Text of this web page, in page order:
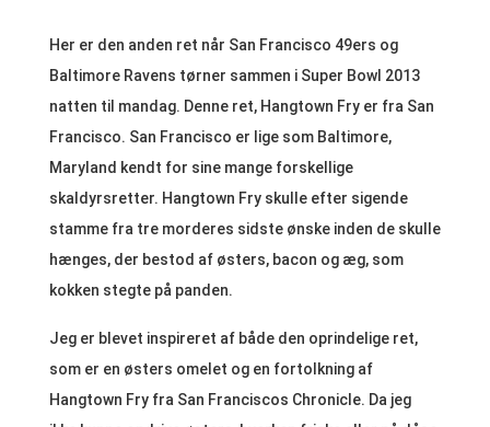
Her er den anden ret når San Francisco 49ers og
Baltimore Ravens tørner sammen i Super Bowl 2013
natten til mandag. Denne ret, Hangtown Fryer fra San
Francisco. San Francisco er lige som Baltimore,
Maryland kendt for sine mange forskellige
skaldyrsretter. Hangtown Fry skulle efter sigende
stamme fra tre morderes sidste ønske inden de skulle
hænges, der bestod af østers, bacon og æg, som
kokken stegte på panden.
Jeg er blevet inspireret af både den oprindelige ret,
som er en østers omelet og en fortolkning af
Hangtown Fry fra San Franciscos Chronicle. Da jeg